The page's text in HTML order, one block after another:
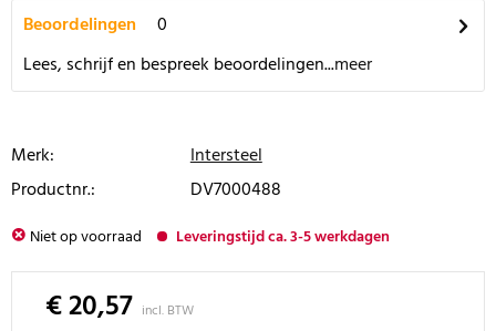
Beoordelingen
0
Lees, schrijf en bespreek beoordelingen...meer
Merk:
Intersteel
Productnr.:
DV7000488
Niet op voorraad Leveringstijd ca. 3-5 werkdagen
€ 20,57 incl. BTW